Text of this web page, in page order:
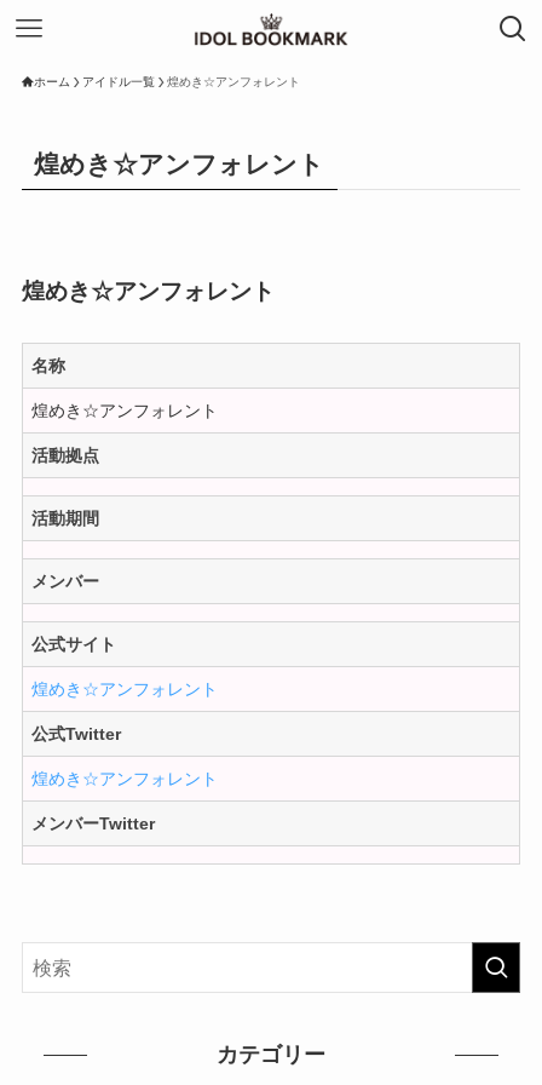
ホーム アイドル一覧 煌めき☆アンフォレント
煌めき☆アンフォレント
煌めき☆アンフォレント
名称
煌めき☆アンフォレント
活動拠点
活動期間
メンバー
公式サイト
煌めき☆アンフォレント
公式Twitter
煌めき☆アンフォレント
メンバーTwitter
カテゴリー